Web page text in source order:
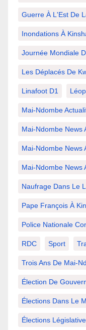
Guerre À L'Est De
Inondations À
Journée Mondiale
Les Déplacés De
Linafoot D1
Mai-Ndombe
Mai-Ndombe News
Mai-Ndombe News
Mai-Ndombe News
Naufrage Dans Le
Pape François À
Police Nationale
RDC Sport
Trois Ans De Mai-
Élection De
Élections Dans Le
Élections